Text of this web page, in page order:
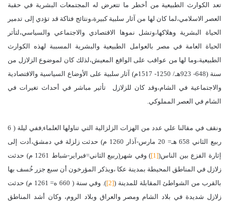
تعد الكوارث الطبيعية من أخطر ما تتعرض له المجتمعات البشرية في حقبة
العصر الاسلامي،لما كان لها من آثار سلبية كبيرة،ونتائج فتاكة قد تؤدي إلى تدمير
الحياة البشرية وهلاكها،وتشل نموها الاقتصادي والاجتماعي والسياسي،لتأثر
الحياة العامة في مصر بالعوامل الطبيعية والبشرية المسببة لهذه الكوارث
الطبيعية،وما لها من عواقب على الواقع المعيش،لذلك كان لموضوع الزلازل من
سنة (648- 923هـ/ 1250- 1517م) آثار سلبية على الأوضاع السياسية والاقتصادية
والاجتماعية في الشام،وقد كان للزلازل تأثير مباشر في أحداث تغيرات في
الشام في العصر المملوكي.
ونقف في مقالنا علي عدد من الهزات الزلزالية التي تناولها العلماء,ففي ليلة ( 6
ربيع الثاني 658 هـ= 20 مارس-آذار 1260 م) حدثت زلزلة في دمشق،أدت إلى
إثارة الفزع بين الناس([1]
)
وفي شهر(ربيع الثاني=فبراير-شباط 1261 م) حدثت
زلازل في المناطق المحيطة بمدينة عكا ،ويذكر المؤرخون أن سبع جزر خُسف بها
بالقرب من الشواطئ المقابلة للمدينة ([2]
).
وفي سنة ( 660 ه= 1261 م) حدثت
زلازل شديدة في بلاد الشام ومصر والعراق وبلاد الروم، وكان أشد المناطق